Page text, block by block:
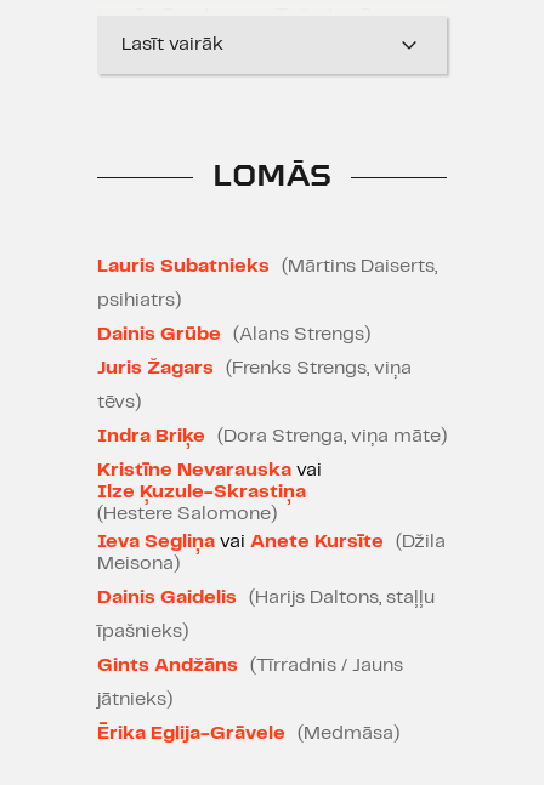
rada pats savu versiju, kas varētu
būt izraisījis šos notikumus.
ekstrēmas darbības, lai izrautos no
eksistences važām, kas ieliek
garlaicīgu dzīvi normāli garlaicīgā
sabiedrībā?
Zirgs. Equus. Mīlētāju maigums,
kairinoša muskuļu deja, salda
sviedru smarža un traukšanās
pilnos auļos pusnaktī. Patoloģisks
valdzinājums, seksuāla apsēstība,
dievišķa pielūgsme un rituāls
upuris. Bet dievi ir greizsirdīgi un
atriebīgi. Equus Tēva, Equus Dēla
un Equus Svētā gara vārdā.
Britu dramaturgs Pīters Šefers
Dailes teātra skatītājiem jau labi
pazīstams kā lugas „Amadejs"
Lasīt vairāk
LOMĀS
Lauris Subatnieks
(Mārtins Daiserts,
psihiatrs)
Dainis Grūbe
(Alans Strengs)
Juris Žagars
(Frenks Strengs, viņa
tēvs)
Indra Briķe
(Dora Strenga, viņa māte)
Kristīne Nevarauska vai
Ilze Ķuzule-Skrastiņa
(Hestere Salomone)
Ieva Segliņa vai Anete Kursīte
(Džila
Meisona)
Dainis Gaidelis
(Harijs Daltons, staļļu
īpašnieks)
Gints Andžāns
(Tīrradnis / Jauns
jātnieks)
Ērika Eglija-Grāvele
(Medmāsa)